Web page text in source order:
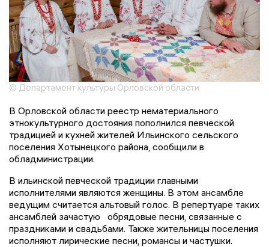
© Департамент культуры Орловской области
В Орловской области реестр нематериального
этнокультурного достояния пополнился певческой
традицией и кухней жителей Ильинского сельского
поселения Хотынецкого района, сообщили в
обладминистрации.
В ильинской певческой традиции главными
исполнителями являются женщины. В этом ансамбле
ведущим считается альтовый голос. В репертуаре таких
ансамблей зачастую обрядовые песни, связанные с
праздниками и свадьбами. Также жительницы поселения
исполняют лирические песни, романсы и частушки.